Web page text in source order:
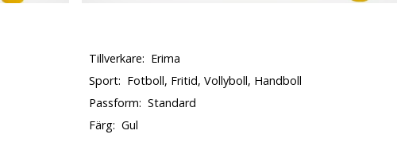
Tillverkare: Erima
Sport: Fotboll, Fritid, Vollyboll, Handboll
Passform: Standard
Färg: Gul